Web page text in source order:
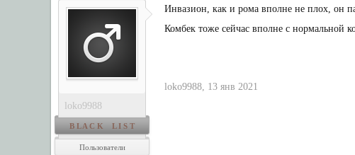
loko9988
B L A C K L I S T
Пользователи
Инвазион, как и рома вполне не плох, он
Комбек тоже сейчас вполне с нормальной
loko9988, 13 янв 2021